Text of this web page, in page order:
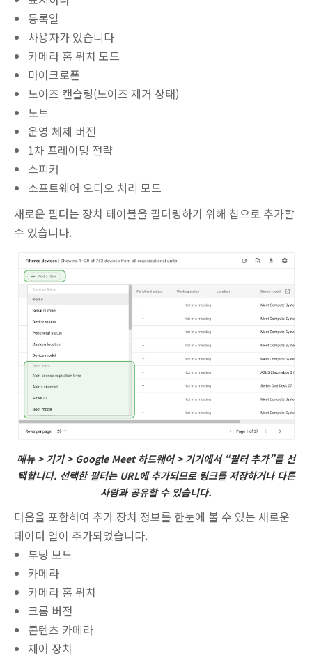
등록일
사용자가 있습니다
카메라 홈 위치 모드
마이크로폰
노이즈 캔슬링(노이즈 제거 상태)
노트
운영 체제 버전
1차 프레이밍 전략
스피커
소프트웨어 오디오 처리 모드
새로운 필터는 장치 테이블을 필터링하기 위해 칩으로 추가할
수 있습니다.
메뉴 > 기기 > Google Meet 하드웨어 > 기기에서 “필터 추가”를 선
택합니다. 선택한 필터는 URL에 추가되므로 링크를 저장하거나 다른
사람과 공유할 수 있습니다.
다음을 포함하여 추가 장치 정보를 한눈에 볼 수 있는 새로운
데이터 열이 추가되었습니다.
부팅 모드
카메라
카메라 홈 위치
크롬 버전
콘텐츠 카메라
제어 장치